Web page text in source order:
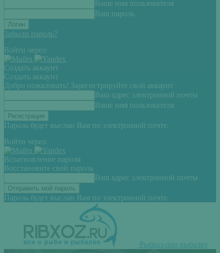
Ваше имя пользователя
Ваш пароль
Забыли пароль?
Войти через:
Создать аккаунт
Создать аккаунт
Добро пожаловать! Зарегистрируйте свой аккаунт
Ваш адрес электронной почты
Ваше имя пользователя
Пароль будет выслан Вам по электронной почте.
Войти через:
Всоатновление пароля
Восстановите свой пароль
Ваш адрес электронной почты
Пароль будет выслан Вам по электронной почте.
Рыбхоз-про рыбалку